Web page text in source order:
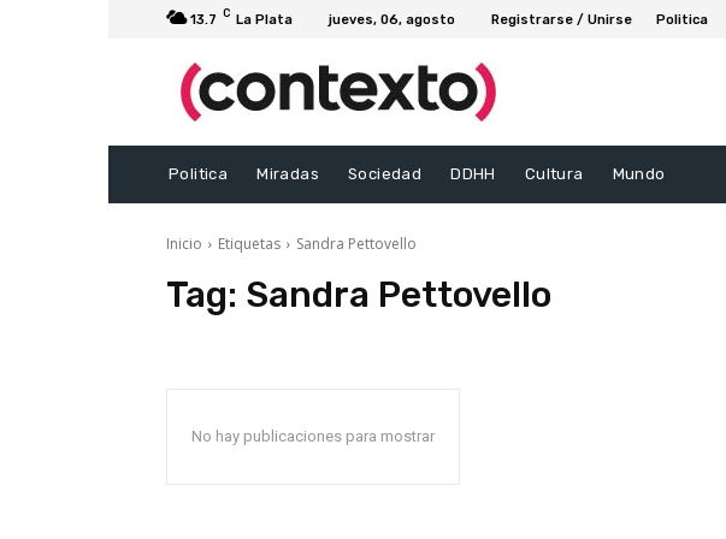
13.7 C La Plata jueves, 06, agosto Registrarse / Unirse Politica
Politica Miradas Sociedad DDHH Cultura Mundo
Inicio Etiquetas Sandra Pettovello
Tag: Sandra Pettovello
No hay publicaciones para mostrar